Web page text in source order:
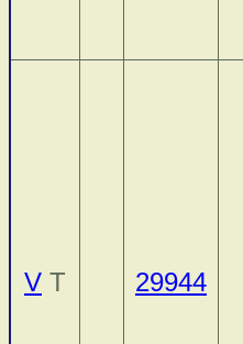
V T 29944